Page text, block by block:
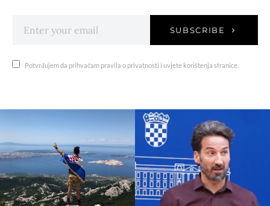
SUBSCRIBE
Potvrđujem da prihvaćam pravila o privatnosti i uvjete korištenja stranice.